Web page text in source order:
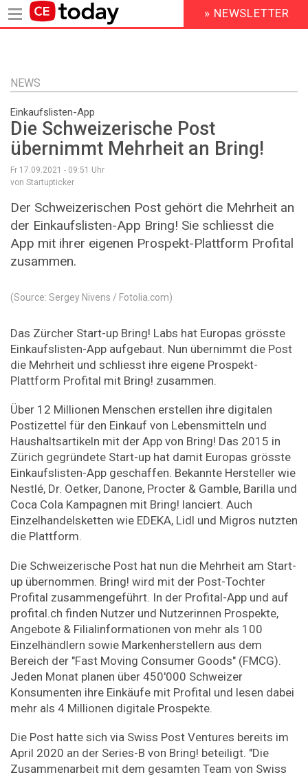
Inhalt
HEADER
MENU
» NEWSLETTER
NEWS
Einkaufslisten-App
Die Schweizerische Post
übernimmt Mehrheit an Bring!
Fr 17.09.2021 - 09:51 Uhr
von Startupticker
Der Schweizerischen Post gehört die Mehrheit an
der Einkaufslisten-App Bring! Sie schliesst die
App mit ihrer eigenen Prospekt-Plattform Profital
zusammen.
(Source: Sergey Nivens / Fotolia.com)
Das Zürcher Start-up Bring! Labs hat Europas grösste
Einkaufslisten-App aufgebaut. Nun übernimmt die Post
die Mehrheit und schliesst ihre eigene Prospekt-
Plattform Profital mit Bring! zusammen.
Über 12 Millionen Menschen erstellen ihre digitalen
Postizettel für den Einkauf von Lebensmitteln und
Haushaltsartikeln mit der App von Bring! Das 2015 in
Zürich gegründete Start-up hat damit Europas grösste
Einkaufslisten-App geschaffen. Bekannte Hersteller wie
Nestlé, Dr. Oetker, Danone, Procter & Gamble, Barilla und
Coca Cola Kampagnen mit Bring! lanciert. Auch
Einzelhandelsketten wie EDEKA, Lidl und Migros nutzten
die Plattform.
Die Schweizerische Post hat nun die Mehrheit am Start-
up übernommen. Bring! wird mit der Post-Tochter
Profital zusammengeführt. In der Profital-App und auf
profital.ch finden Nutzer und Nutzerinnen Prospekte,
Angebote & Filialinformationen von mehr als 100
Einzelhändlern sowie Markenherstellern aus dem
Bereich der "Fast Moving Consumer Goods" (FMCG).
Jeden Monat planen über 450'000 Schweizer
Konsumenten ihre Einkäufe mit Profital und lesen dabei
mehr als 4 Millionen digitale Prospekte.
Die Post hatte sich via Swiss Post Ventures bereits im
April 2020 an der Series-B von Bring! beteiligt. "Die
Zusammenarbeit mit dem gesamten Team von Swiss